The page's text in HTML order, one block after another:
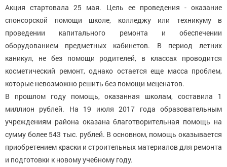
Акция стартовала 25 мая. Цель ее проведения - оказание
спонсорской помощи школе, колледжу или техникуму в
проведении капитального ремонта и обеспечении
оборудованием предметных кабинетов. В период летних
каникул, не без помощи родителей, в классах проводится
косметический ремонт, однако остается еще масса проблем,
которые невозможно решить без помощи меценатов.
В прошлом году помощь, оказанная школам, составила 1
миллион рублей. На 19 июля 2017 года образовательным
учреждениям района оказана благотворительная помощь на
сумму более 543 тыс. рублей. В основном, помощь оказывается
приобретением краски и строительных материалов для ремонта
и подготовки к новому учебному году.